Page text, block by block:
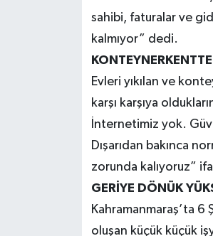
sahibi, faturalar ve
kalmıyor” dedi.
Evleri yıkılan ve
karşı karşıya
İnternetimiz yok.
Dışarıdan bakınca
zorunda kalıyoruz”
GERİYE DÖNÜK
Kahramanmaraş’ta
oluşan küçük küçük